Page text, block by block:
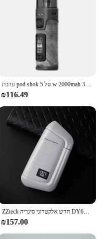
ערכת pod shok סל 5 w 2000mah 3.7 מ "ל/6.5 מ סל סל" ד 5 מחסנית סל סל סל "ד 3 meshed סליל dl vape e סיגריות
₪116.49
ZZtech חדש אלקטרוני סיגריה DY618 עם LED מסך לא אש vape עט חום ללא לשרוף מאדה עם 2000mah vape ערכת
₪157.00